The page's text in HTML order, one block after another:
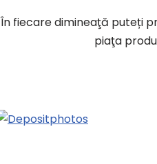
În fiecare dimineaţă puteți
piaţa